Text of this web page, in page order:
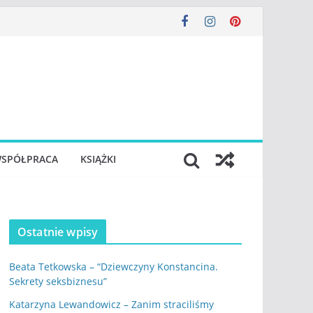
KSIĄŻKI
Ostatnie wpisy
Beata Tetkowska – “Dziewczyny Konstancina.
Sekrety seksbiznesu”
Katarzyna Lewandowicz – Zanim straciliśmy